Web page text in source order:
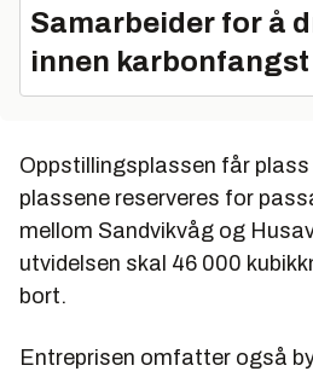
Samarbeider for å
innen
Oppstillingsplassen får plass
plassene reserveres for
mellom Sandvikvåg og
utvidelsen skal 46 000
bort.
Entreprisen omfatter også